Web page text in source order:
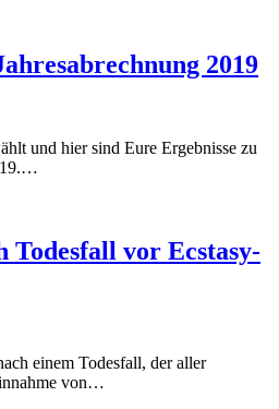
2019
und hier sind Eure Ergebnisse zu
Todesfall vor Ecstasy-
einem Todesfall, der aller
von…